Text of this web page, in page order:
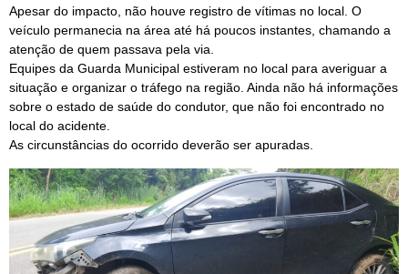
Apesar do impacto, não houve registro de vítimas no local. O
veículo permanecia na área até há poucos instantes, chamando a
atenção de quem passava pela via.
Equipes da Guarda Municipal estiveram no local para averiguar a
situação e organizar o tráfego na região. Ainda não há informações
sobre o estado de saúde do condutor, que não foi encontrado no
local do acidente.
As circunstâncias do ocorrido deverão ser apuradas.